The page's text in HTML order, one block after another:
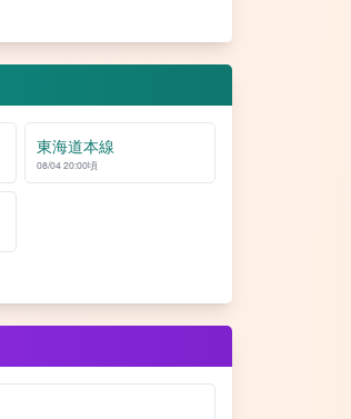
東海道本線
08/04 20:00頃